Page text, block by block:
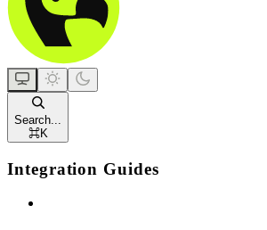
Search...
⌘K
Integration Guides